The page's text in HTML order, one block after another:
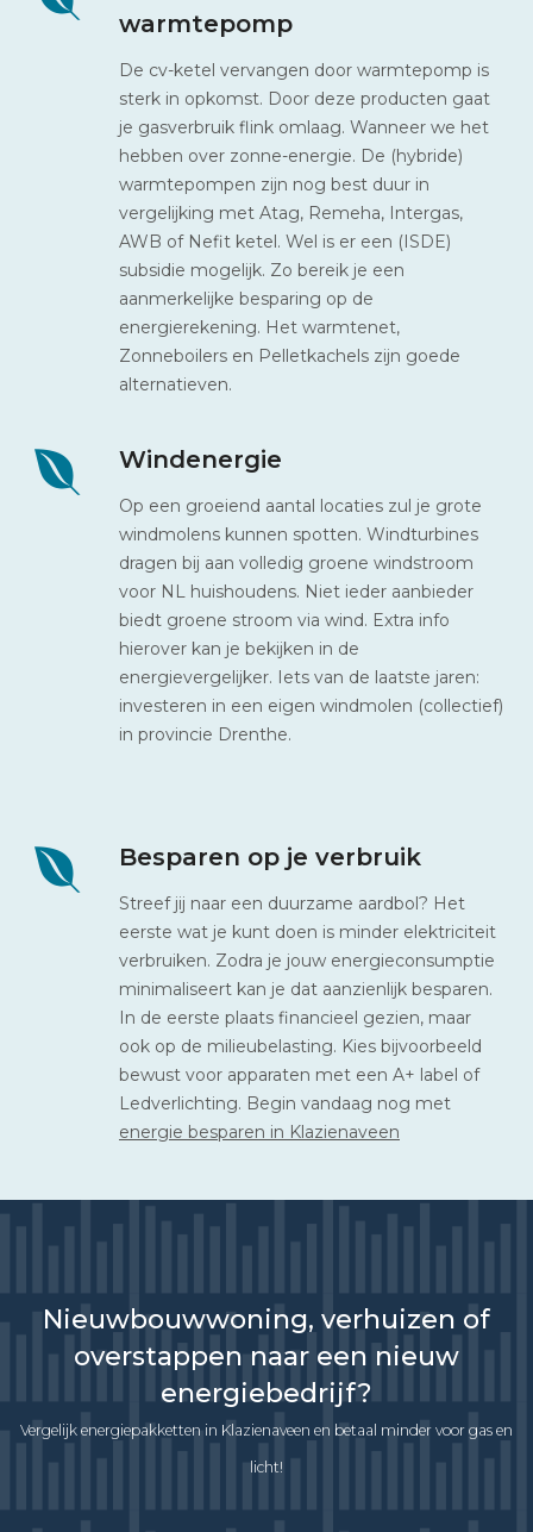
warmtepomp
De cv-ketel vervangen door warmtepomp is
sterk in opkomst. Door deze producten gaat
je gasverbruik flink omlaag. Wanneer we het
hebben over zonne-energie. De (hybride)
warmtepompen zijn nog best duur in
vergelijking met Atag, Remeha, Intergas,
AWB of Nefit ketel. Wel is er een (ISDE)
subsidie mogelijk. Zo bereik je een
aanmerkelijke besparing op de
energierekening. Het warmtenet,
Zonneboilers en Pelletkachels zijn goede
alternatieven.
Windenergie
Op een groeiend aantal locaties zul je grote
windmolens kunnen spotten. Windturbines
dragen bij aan volledig groene windstroom
voor NL huishoudens. Niet ieder aanbieder
biedt groene stroom via wind. Extra info
hierover kan je bekijken in de
energievergelijker. Iets van de laatste jaren:
investeren in een eigen windmolen (collectief)
in provincie Drenthe.
Besparen op je verbruik
Streef jij naar een duurzame aardbol? Het
eerste wat je kunt doen is minder elektriciteit
verbruiken. Zodra je jouw energieconsumptie
minimaliseert kan je dat aanzienlijk besparen.
In de eerste plaats financieel gezien, maar
ook op de milieubelasting. Kies bijvoorbeeld
bewust voor apparaten met een A+ label of
Ledverlichting. Begin vandaag nog met
energie besparen in Klazienaveen
Nieuwbouwwoning, verhuizen of
overstappen naar een nieuw
energiebedrijf?
Vergelijk energiepakketten in Klazienaveen en betaal minder voor gas en
licht!